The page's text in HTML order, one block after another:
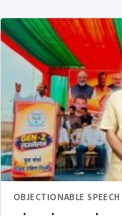
OBJECTIONABLE SPEECH